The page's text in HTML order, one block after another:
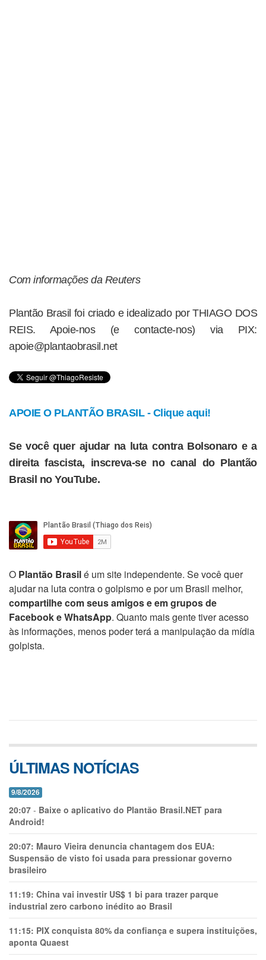
Com informações da Reuters
Plantão Brasil foi criado e idealizado por THIAGO DOS
REIS. Apoie-nos (e contacte-nos) via PIX:
apoie@plantaobrasil.net
APOIE O PLANTÃO BRASIL - Clique aqui!
Se você quer ajudar na luta contra Bolsonaro e a
direita fascista, inscreva-se no canal do Plantão
Brasil no YouTube.
O Plantão Brasilé um site independente. Se você quer
ajudar na luta contra o golpismo e por um Brasil melhor,
compartilhe com seus amigos e em grupos de
Facebook e WhatsApp. Quanto mais gente tiver acesso
às informações, menos poder terá a manipulação da mídia
golpista.
ÚLTIMAS NOTÍCIAS
9/8/2026
20:07 - Baixe o aplicativo do Plantão Brasil.NET para
Android!
20:07: Mauro Vieira denuncia chantagem dos EUA:
Suspensão de visto foi usada para pressionar governo
brasileiro
11:19: China vai investir US$ 1 bi para trazer parque
industrial zero carbono inédito ao Brasil
11:15: PIX conquista 80% da confiança e supera instituições,
aponta Quaest